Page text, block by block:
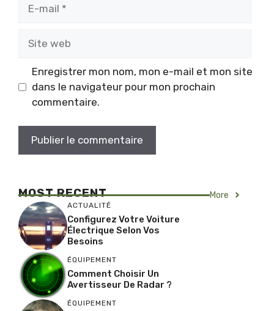
Enregistrer mon nom, mon e-mail et mon site
dans le navigateur pour mon prochain
commentaire.
MOST RECENT More
ACTUALITÉ
Configurez Votre Voiture
Électrique Selon Vos
Besoins
ÉQUIPEMENT
Comment Choisir Un
Avertisseur De Radar ?
ÉQUIPEMENT